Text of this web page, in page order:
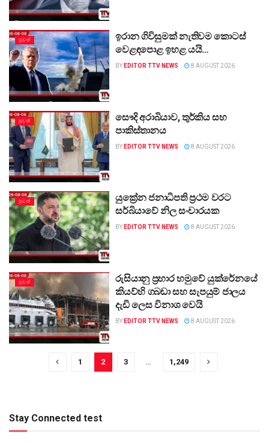
පුවත්
ඉරාන ගිවිසුමක් නැතිවම කොටස්
වෙළඳපොළ ඉහළ යයි…
BY EDITOR TTV NEWS 8 AUGUST 2026
පුවත්
සෞදි අරාබියාව, තුර්කිය සහ
පාකිස්තානය
BY EDITOR TTV NEWS 8 AUGUST 2026
පුවත්
යුක්‍රේන ජනාධිපති ප්‍රථම වරට
සර්බියාවේ නිල සංචාරයක
BY EDITOR TTV NEWS 8 AUGUST 2026
පුවත්
රුසියානු ප්‍රහාර හමුවේ යුක්රේනයේ
කියව්හි ගබඩා සහ සැපයුම් ජාලය
දැඩි ලෙස විනාශ වෙයි
BY EDITOR TTV NEWS 8 AUGUST 2026
1 2 3 … 1,249
Stay Connected test